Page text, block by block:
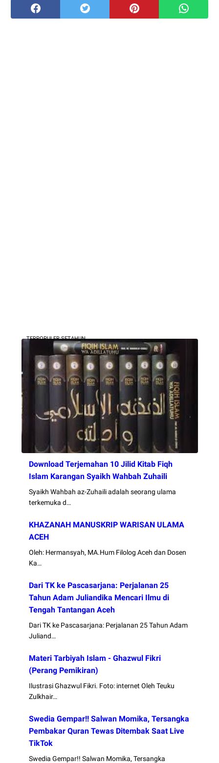
TERPOPULER SETAHUN
Download Terjemahan 10 Jilid Kitab Fiqh
Islam Karangan Syaikh Wahbah Zuhaili
Syaikh Wahbah az-Zuhaili adalah seorang ulama
terkemuka d…
KHAZANAH MANUSKRIP WARISAN ULAMA
ACEH
Oleh: Hermansyah, MA.Hum Filolog Aceh dan Dosen
Ka…
Dari TK ke Pascasarjana: Perjalanan 25
Tahun Adam Juliandika Mencari Ilmu di
Tengah Tantangan Aceh
Dari TK ke Pascasarjana: Perjalanan 25 Tahun Adam
Juliand…
Materi Tarbiyah Islam - Ghazwul Fikri
(Perang Pemikiran)
Ilustrasi Ghazwul Fikri. Foto: internet Oleh Teuku
Zulkhair…
Swedia Gempar!! Salwan Momika, Tersangka
Pembakar Quran Tewas Ditembak Saat Live
TikTok
Swedia Gempar!! Salwan Momika, Tersangka